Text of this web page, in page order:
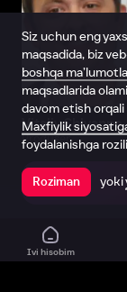
Vitaliy Shlyappo
Produser
Ivi hisobim
Siz uchun eng
maqsadida, biz
boshqa
maqsadlarida
davom etish
Maxfiylik
foydalanishga
Roziman yoki